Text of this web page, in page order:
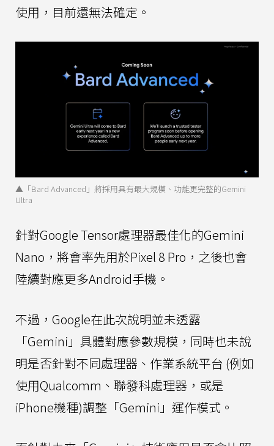
使用，目前還無法確定。
▲「Bard Advanced」將採用具有最大規模、功能更完整的Gemini
Ultra
針對Google Tensor處理器最佳化的Gemini
Nano，將會率先用於Pixel 8 Pro，之後也會
陸續對應更多Android手機。
不過，Google在此次說明並未透露
「Gemini」具體對應參數規模，同時也未說
明是否針對不同處理器、作業系統平台 (例如
使用Qualcomm、聯發科處理器，或是
iPhone機種)調整「Gemini」運作模式。